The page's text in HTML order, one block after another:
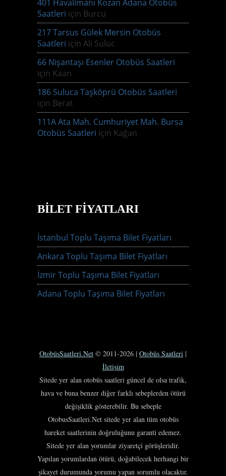
401 Havalimanı Kozan Adana Otobüs
Saatleri için Burcu
217 Tarsus Gülek Mersin Otobüs
Saatleri için Ali Suluc
66 Nişantaşı Esenler Otobüs Saatleri
için Kaan
186 Suluca Taşköprü Otobüs Saatleri
için Berat
111A Ata Mah. Cumhuriyet Mah. Bursa
Otobüs Saatleri için Kağan
BILET FIYATLARI
İstanbul Toplu Taşıma Bilet Fiyatları
Ankara Toplu Taşıma Bilet Fiyatları
İzmir Toplu Taşıma Bilet Fiyatları
Adana Toplu Taşıma Bilet Fiyatları
OtobüsSaatleri.Net © 2011-2026 | Otobüs Saatleri |
İletişim
Sitede yer alan otobüs saatleri güncel de olsa trafik,
hava ve buna benzer diğer farklı sebeplerden ötürü
değişiklik gösterebilir. Bu sebeple
OtobusSaatleri.Net sitede yer alan tüm otobüs
hareket saatlerinin doğruluğunu garanti edemez.
Sitede yer alan yorumlar ziyaretçi görüşleridir.
Yapılan yorumlardan ötürü, doğabilecek herhangi bir
şikayet durumunda yorumu yapan sorumlu olacaktır.